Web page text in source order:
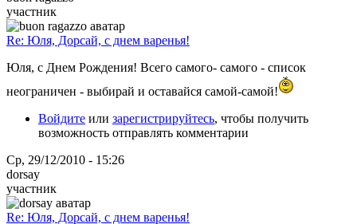
участник
Re: Юля, Дорсай, с днем варенья!
Юля, с Днем Рождения! Всего самого- самого - список
неограничен - выбирай и оставайся самой-самой!
Войдите или зарегистрируйтесь, чтобы получить
возможность отправлять комментарии
Ср, 29/12/2010 - 15:26
dorsay
участник
Re: Юля, Дорсай, с днем варенья!